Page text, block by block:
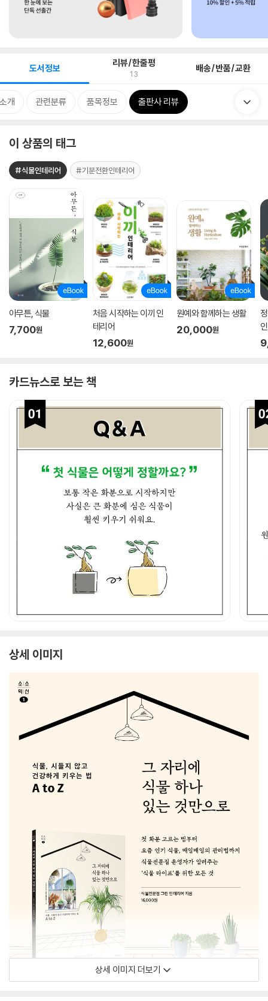
도서정보 리뷰/한줄평
13 배송/반품/교환
개 관련분류 품목정보 출판사 리뷰
이 상품의 태그
#식물인테리어 #기분전환인테리어
아무튼, 식물
7,700원
처음 시작하는 이끼 인
테리어
12,600원
원예와 함께하는 생활
20,000원
인
카드뉴스로 보는 책
상세 이미지
상세 이미지 더보기